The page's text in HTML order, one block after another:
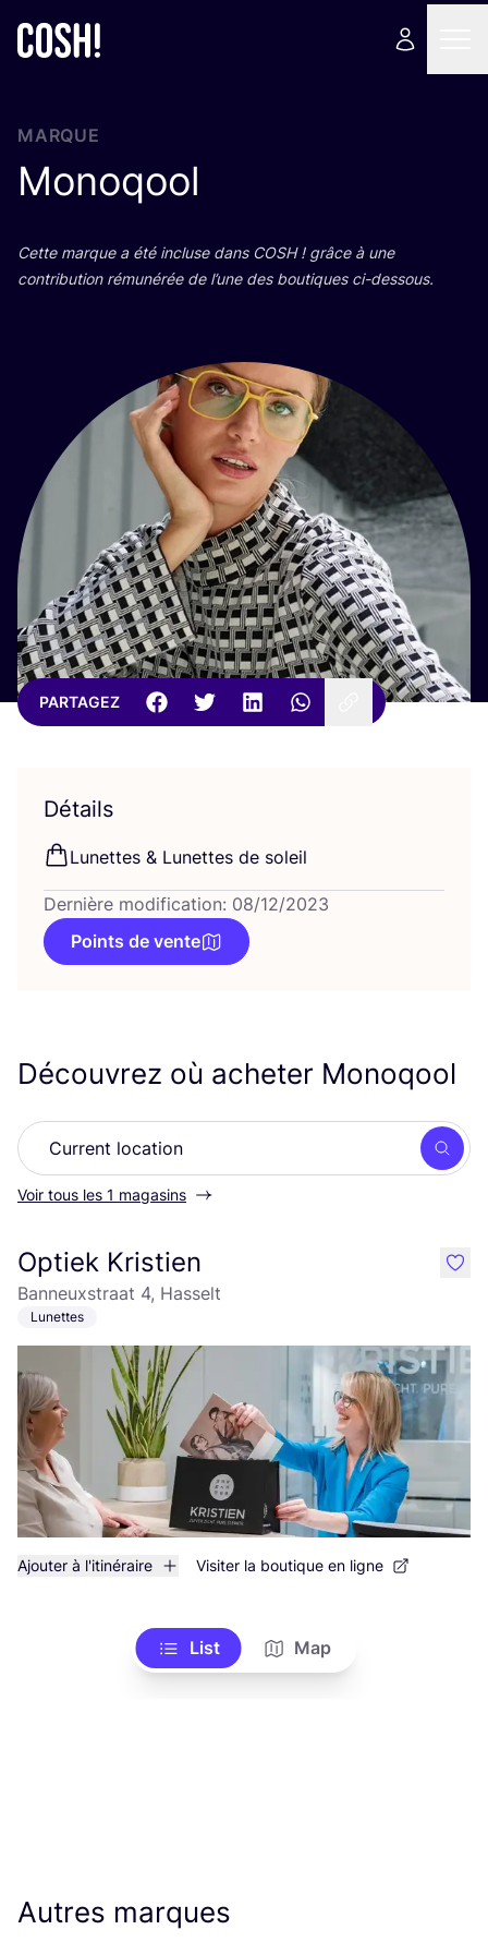
MARQUE
Monoqool
Cette marque a été incluse dans COSH! grâce à une
contri­bu­tion rému­né­rée de l’une des bou­tiques ci-dessous.
PARTAGEZ
Détails
Lunettes & Lunettes de soleil
Dernière modification: 08/12/2023
Points de vente
Découvrez où acheter Monoqool
Voir tous les 1 magasins
Optiek Kristien
Banneuxstraat 4, Hasselt
Lunettes
Ajouter à l'itinéraire Visiter la boutique en ligne
like
List Map
Autres marques